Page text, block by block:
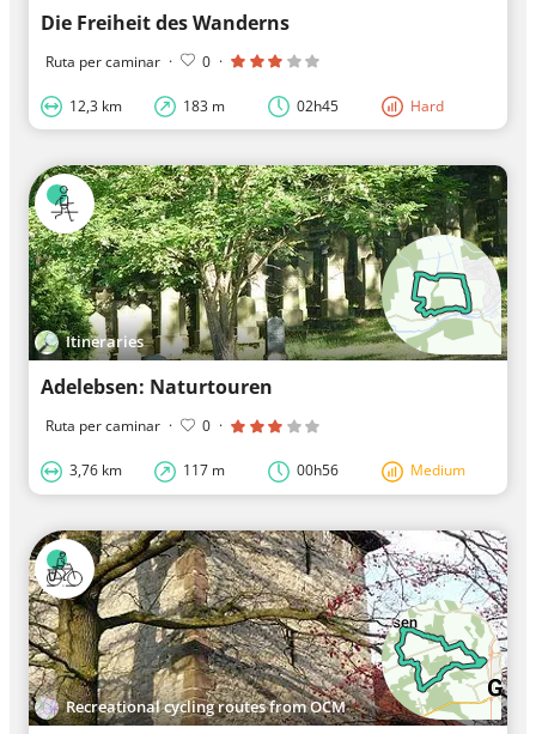
Die Freiheit des Wanderns
Ruta per caminar · 0 ·
12,3 km 183 m 02h45 Hard
Itineraries
Adelebsen: Naturtouren
Ruta per caminar · 0 ·
3,76 km 117 m 00h56 Medium
Recreational cycling routes from OCM